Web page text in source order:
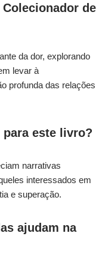
de
da dor, explorando
levar à
profunda das relações
este livro?
narrativas
interessados em
e superação.
ajudam na